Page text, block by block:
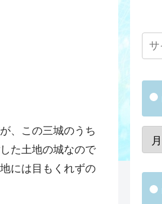
、この三城のうち
た土地の城なので
には目もくれずの